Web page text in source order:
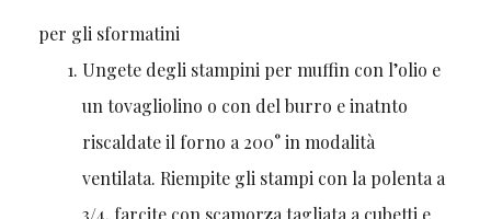
per gli sformatini
Ungete degli stampini per muffin con l’olio e
un tovagliolino o con del burro e inatnto
riscaldate il forno a 200° in modalità
ventilata. Riempite gli stampi con la polenta a
3/4, farcite con scamorza tagliata a cubetti e